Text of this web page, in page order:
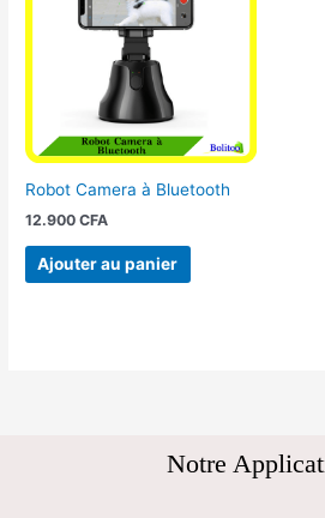
Robot Camera à Bluetooth
12.900CFA
Ajouter au panier
Notre